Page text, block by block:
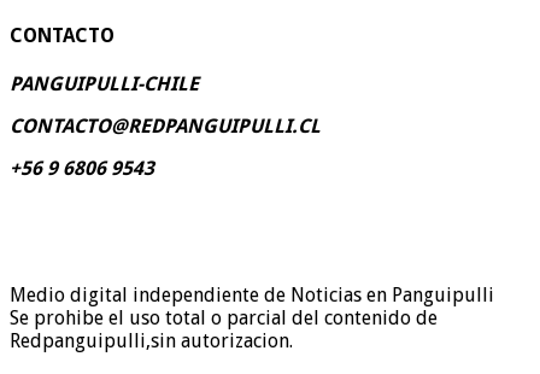
CONTACTO
PANGUIPULLI-CHILE
CONTACTO@REDPANGUIPULLI.CL
+56 9 6806 9543
Medio digital independiente de Noticias en Panguipulli
Se prohibe el uso total o parcial del contenido de
Redpanguipulli,sin autorizacion.